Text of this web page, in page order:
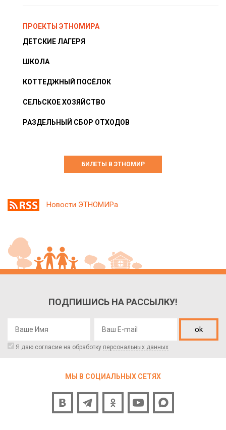
ПРОЕКТЫ ЭТНОМИРА
ДЕТСКИЕ ЛАГЕРЯ
ШКОЛА
КОТТЕДЖНЫЙ ПОСЁЛОК
СЕЛЬСКОЕ ХОЗЯЙСТВО
РАЗДЕЛЬНЫЙ СБОР ОТХОДОВ
БИЛЕТЫ В ЭТНОМИР
Новости ЭТНОМИРа
ПОДПИШИСЬ НА РАССЫЛКУ!
ok
Я даю согласие на обработку персональных данных
МЫ В СОЦИАЛЬНЫХ СЕТЯХ